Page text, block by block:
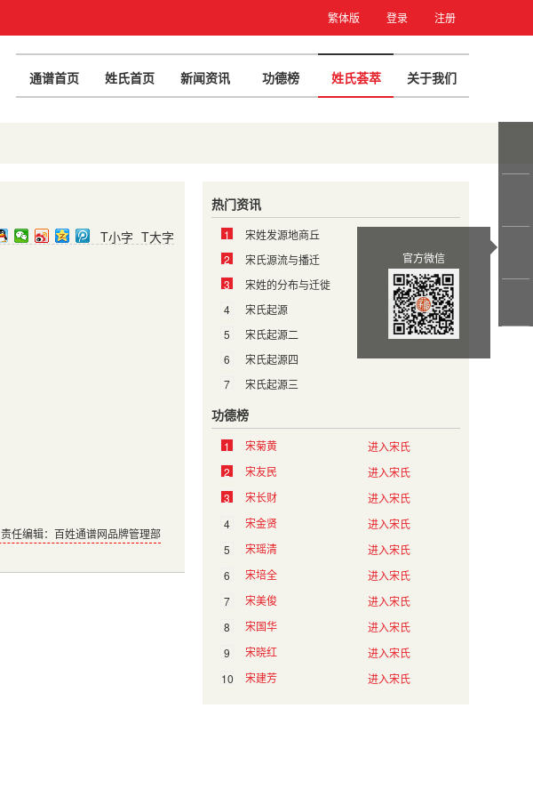
繁体版 登录 注册
通谱首页 姓氏首页 新闻资讯 功德榜 姓氏荟萃 关于我们
热门资讯
1
宋姓发源地商丘
2
宋氏源流与播迁
3
宋姓的分布与迁徙
4
宋氏起源
5
宋氏起源二
6
宋氏起源四
7
宋氏起源三
功德榜
1 宋菊黄
进入宋氏
2
宋友民
进入宋氏
3
宋长财
进入宋氏
4
宋金贤
进入宋氏
5
宋瑶清
进入宋氏
6
宋培全
进入宋氏
7
宋美俊
进入宋氏
8
宋国华
进入宋氏
9
宋晓红
进入宋氏
10
宋建芳 进入宋氏
T小字 T大字
责任编辑：百姓通谱网品牌管理部
官方微信